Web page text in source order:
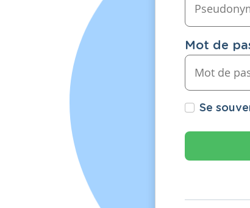
Mot de
Se